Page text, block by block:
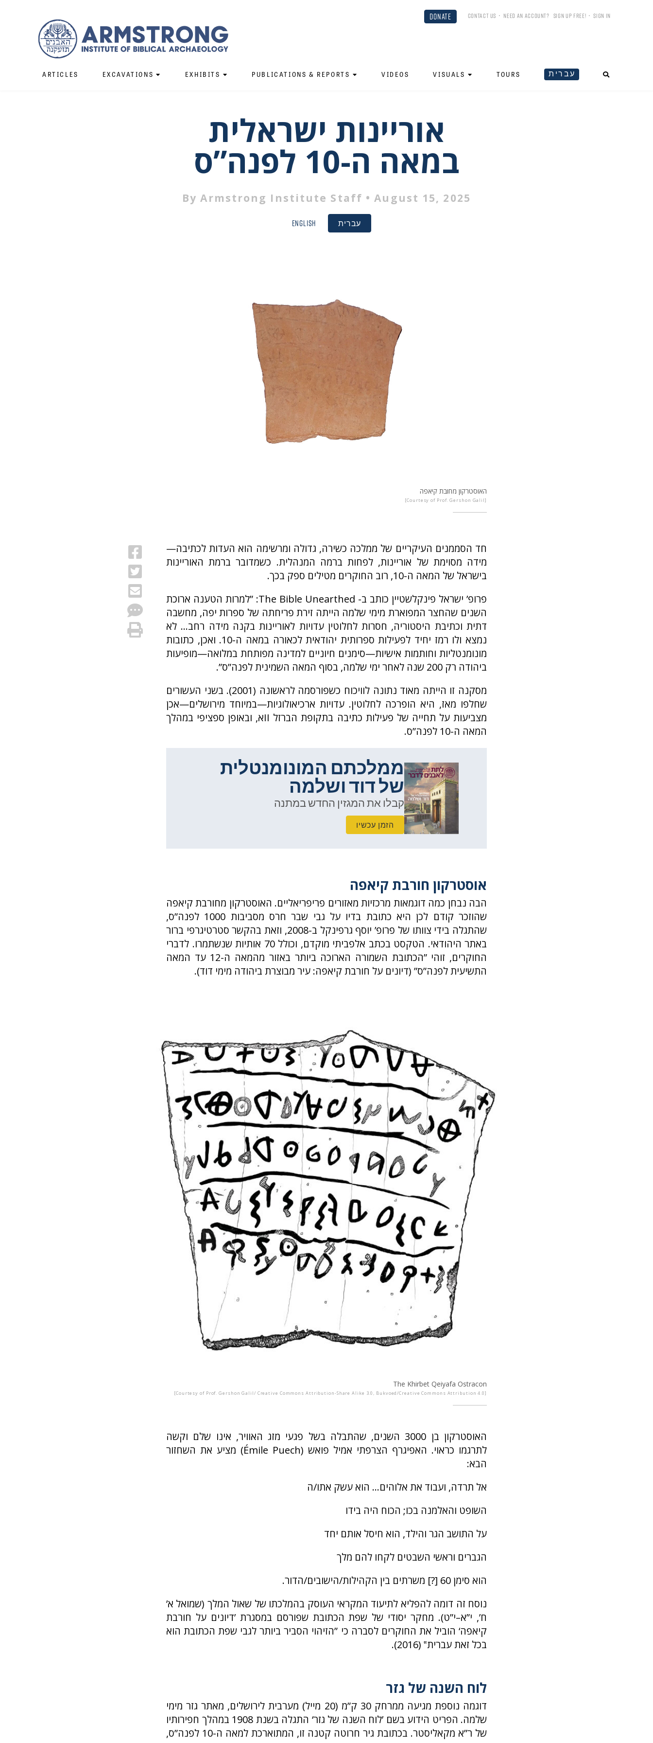
DONATE CONTACT US • NEED AN ACCOUNT? SIGN UP FREE! •SIGN IN
ARTICLES EXCAVATIONS EXHIBITS PUBLICATIONS & REPORTS VIDEOS VISUALS TOURS עברית
אוריינות ישראלית
במאה ה-10 לפנה”ס
ByArmstrong Institute Staff • August 15, 2025
English עברית
האוסטרקון מחובת קיאפה
Courtesy of Prof. Gershon Galil
חד הסממנים העיקריים של ממלכה כשירה, גדולה ומרשימה הוא העדות לכתיבה—
מידה מסוימת של אוריינות, לפחות ברמה המנהלית. כשמדובר ברמת האוריינות
בישראל של המאה ה-10, רוב החוקרים מטילים ספק בכך.
פרופ’ ישראל פינקלשטיין כותב ב- The Bible Unearthed: ”למרות הטענה ארוכת
השנים שהחצר המפוארת מימי שלמה הייתה זירת פריחתה של ספרות יפה, מחשבה
דתית וכתיבת היסטוריה, חסרות לחלוטין עדויות לאוריינות בקנה מידה רחב... לא
נמצא ולו רמז יחיד לפעילות ספרותית יהודאית לכאורה במאה ה-10. ואכן, כתובות
מונומנטליות וחותמות אישיות—סימנים חיוניים למדינה מפותחת במלואה—מופיעות
ביהודה רק 200 שנה לאחר ימי שלמה, בסוף המאה השמינית לפנה”ס”.
מסקנה זו הייתה מאוד נתונה לוויכוח כשפורסמה לראשונה (2001). בשני העשורים
שחלפו מאז, היא הופרכה לחלוטין. עדויות ארכיאולוגיות—במיוחד מירושלים—אכן
מצביעות על תחייה של פעילות כתיבה בתקופת הברזל IIא, ובאופן ספציפי במהלך
המאה ה-10 לפנה”ס.
ממלכתם המונומנטלית
של דוד ושלמה
קבלו את המגזין החדש במתנה
הזמן עכשיו
אוסטרקון חורבת קיאפה
הבה נבחן כמה דוגמאות מרכזיות מאזורים פריפריאליים. האוסטרקון מחורבת קיאפה
שהוזכר קודם לכן היא כתובת בדיו על גבי שבר חרס מסביבות 1000 לפנה”ס,
שהתגלה בידי צוותו של פרופ’ יוסף גרפינקל ב-2008, וזאת בהקשר סטרטיגרפי ברור
באתר היהודאי. הטקסט בכתב אלפביתי מוקדם, וכולל 70 אותיות שנשתמרו. לדברי
החוקרים, זוהי ”הכתובת השמורה הארוכה ביותר באזור מהמאה ה-12 עד המאה
התשיעית לפנה”ס” (דיונים על חורבת קיאפה: עיר מבוצרת ביהודה מימי דוד).
The Khirbet Qeiyafa Ostracon
Courtesy of Prof. Gershon Galil/ Creative Commons Attribution-Share Alike 3.0, Bukvoed/Creative Commons Attribution 4.0
האוסטרקון בן 3000 השנים, שהתבלה בשל פגעי מזג האוויר, אינו שלם וקשה
לתרגמו כראוי. האפיגרף הצרפתי אמיל פואש (Émile Puech) מציע את השחזור
הבא:
אל תרדה, ועבוד את אלוהים... הוא עשק אתו/ה
השופט והאלמנה בכו; הכוח היה בידו
על התושב הגר והילד, הוא חיסל אותם יחד
הגברים וראשי השבטים לקחו להם מלך
הוא סימן 60 [?] משרתים בין הקהילות/הישובים/הדור.
נוסח זה דומה להפליא לתיעוד המקראי העוסק בהמלכתו של שאול המלך (שמואל א’
ח’, י”א–י”ט). מחקר יסודי של שפת הכתובת שפורסם במסגרת ’דיונים על חורבת
קיאפה‘ הוביל את החוקרים לסברה כי ”הזיהוי הסביר ביותר לגבי שפת הכתובת הוא
בכל זאת עברית‟ (2016).
לוח השנה של גזר
דוגמה נוספת מגיעה ממרחק 30 ק”מ (20 מייל) מערבית לירושלים, מאתר גזר מימי
שלמה. הפריט הידוע בשם ’לוח השנה של גזר‘ התגלה בשנת 1908 במהלך חפירותיו
של ר”א מקאליסטר. בכתובת גיר חרוטה קטנה זו, המתוארכת למאה ה-10 לפנה”ס,